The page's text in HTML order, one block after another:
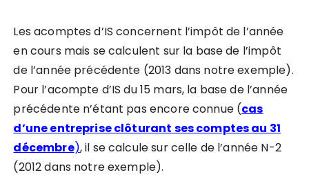
Les acomptes d’IS concernent l’impôt de l’année
en cours mais se calculent sur la base de l’impôt
de l’année précédente (2013 dans notre exemple).
Pour l’acompte d’IS du 15 mars, la base de l’année
précédente n’étant pas encore connue (cas
d’une entreprise clôturant ses comptes au 31
décembre), il se calcule sur celle de l’année N-2
(2012 dans notre exemple).